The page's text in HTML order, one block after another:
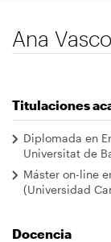
enlaces
a
la
Ana
Titulaciones
Diplomada en
Universitat de
Máster on-line
(Universidad
Docencia